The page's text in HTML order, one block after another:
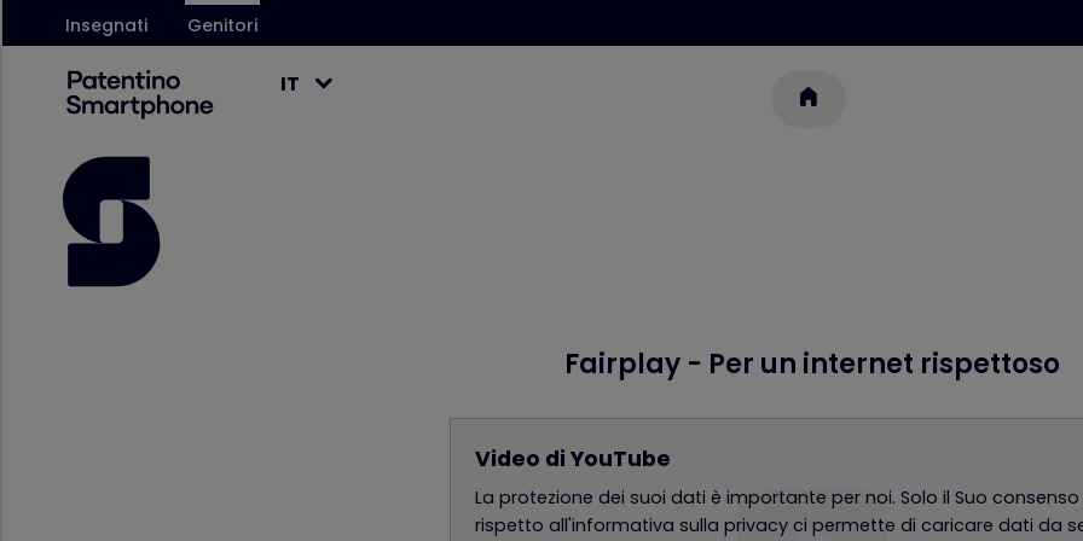
Insegnati Genitori
IT
Fairplay - Per un internet rispettoso
Video di YouTube
La protezione dei suoi dati è importante per noi. Solo il Suo consenso
rispetto all'informativa sulla privacy ci permette di caricare dati da